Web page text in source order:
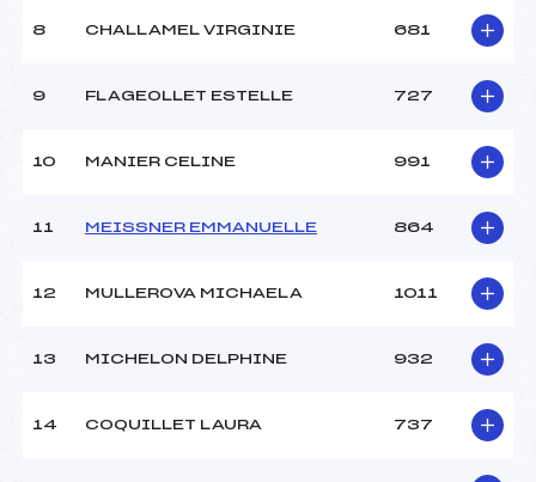
8 CHALLAMEL VIRGINIE 681
9 FLAGEOLLET ESTELLE 727
10 MANIER CELINE 991
11 MEISSNER EMMANUELLE 864
12 MULLEROVA MICHAELA 1011
13 MICHELON DELPHINE 932
14 COQUILLET LAURA 737